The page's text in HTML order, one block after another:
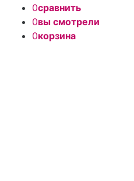
0сравнить
0вы смотрели
0корзина